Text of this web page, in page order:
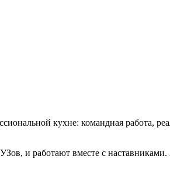
кухне: командная работа,
и работают вместе с